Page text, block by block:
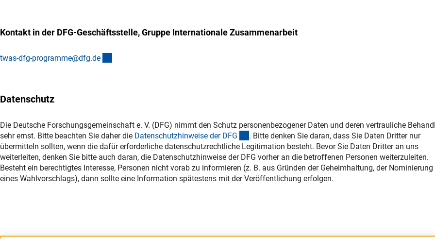
Kontakt in der DFG-Geschäftsstelle, Gruppe Internationale Zusammenarbeit
twas-dfg-programme@dfg.de
Datenschutz
Die Deutsche Forschungsgemeinschaft e. V. (DFG) nimmt den Schutz personenbezogener Daten und deren vertrauliche
sehr ernst. Bitte beachten Sie daher die Datenschutzhinweise der DFG (interner Link)
. Bitte denken Sie daran, dass Sie Daten Dritter nur
übermitteln sollten, wenn die dafür erforderliche datenschutzrechtliche Legitimation besteht. Bevor Sie Daten Dritter an uns
weiterleiten, denken Sie bitte auch daran, die Datenschutzhinweise der DFG vorher an die betroffenen Personen weiterzuleiten.
Besteht ein berechtigtes Interesse, Personen nicht vorab zu informieren (z. B. aus Gründen der Geheimhaltung, der Nominierung
eines Wahlvorschlags), dann sollte eine Information spätestens mit der Veröffentlichung erfolgen.